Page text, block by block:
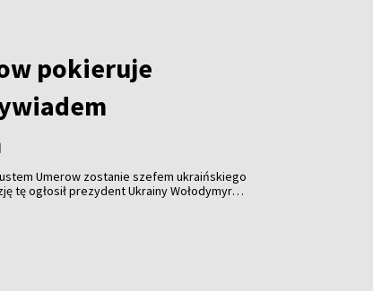
pokieruje
Umerow zostanie szefem ukraińskiego
tę ogłosił prezydent Ukrainy Wołodymyr